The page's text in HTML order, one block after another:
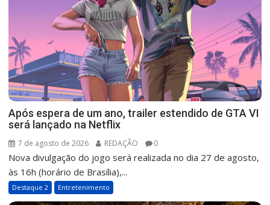
Após espera de um ano, trailer estendido de GTA VI
será lançado na Netflix
7 de agosto de 2026 REDAÇÃO 0
Nova divulgação do jogo será realizada no dia 27 de agosto,
às 16h (horário de Brasília),...
Destaque 2 Entretenimento